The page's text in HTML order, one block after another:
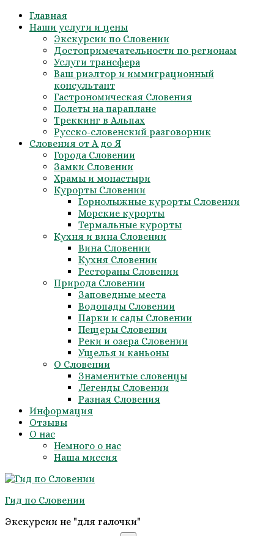
Skip
Главная
Наши услуги и цены
Экскурсии по Словении
Достопримечательности по регионам
Услуги трансфера
Ваш риэлтор и иммиграционный
консультант
Гастрономическая Словения
Полеты на параплане
Треккинг в Альпах
Русско-словенский разговорник
Словения от А до Я
Города Словении
Замки Словении
Храмы и монастыри
Курорты Словении
Горнолыжные курорты Словении
Морские курорты
Термальные курорты
Кухня и вина Словении
Вина Словении
Кухня Словении
Рестораны Словении
Природа Словении
Заповедные места
Водопады Словении
Парки и сады Словении
Пещеры Словении
Реки и озера Словении
Ущелья и каньоны
О Словении
Знаменитые словенцы
Легенды Словении
Разная Словения
Информация
Отзывы
О нас
Немного о нас
Наша миссия
Гид по Словении
Экскурсии не "для галочки"